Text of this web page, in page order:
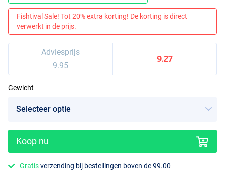
Fishtival Sale! Tot 20% extra korting! De korting is direct
verwerkt in de prijs.
Adviesprijs
9.95
9.27
Gewicht
Koop nu
Gratisverzending bij bestellingen boven de 99.00